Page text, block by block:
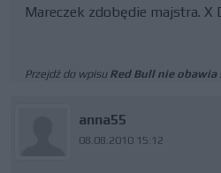
Mareczek zdobędie majstra. X
Przejdź do wpisu Red Bull nie
anna55
08.08.2010 15:12